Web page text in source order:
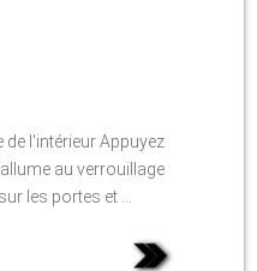
l'intérieur Appuyez
au verrouillage
les portes et ...